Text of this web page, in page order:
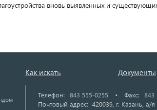
вновь выявленных и
Как искать Документы
Телефон: 843 555-0255 • Факс:
843
Почтовый адрес: 420039, г. Казань, а/я